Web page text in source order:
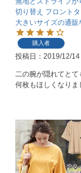
切り替え フロント
大きいサイズの通
購入者
投稿日 2019/12/14
二の腕が隠れてとて
何枚もほしくなりま